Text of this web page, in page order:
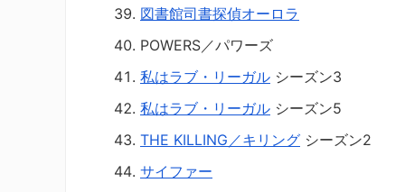
図書館司書探偵オーロラ
POWERS／パワーズ
私はラブ・リーガル シーズン3
私はラブ・リーガル シーズン5
THE KILLING／キリング シーズン2
サイファー